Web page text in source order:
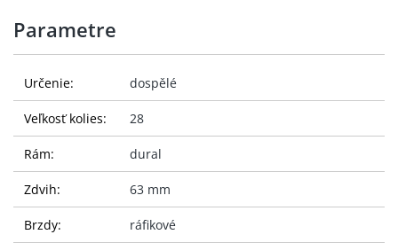
Parametre
Určenie: dospělé
Veľkosť kolies: 28
Rám: dural
Zdvih: 63 mm
Brzdy: ráfikové